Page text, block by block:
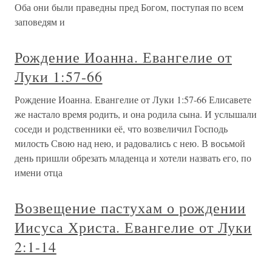
Оба они были праведны пред Богом, поступая по всем
заповедям и
Рождение Иоанна. Евангелие от
Луки 1:57-66
Рождение Иоанна. Евангелие от Луки 1:57-66 Елисавете
же настало время родить, и она родила сына. И услышали
соседи и родственники её, что возвеличил Господь
милость Свою над нею, и радовались с нею. В восьмой
день пришли обрезать младенца и хотели назвать его, по
имени отца
Возвещение пастухам о рождении
Иисуса Христа. Евангелие от Луки
2:1-14